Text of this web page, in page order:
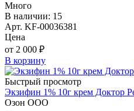
Много
В наличии: 15
Арт. KF-00036381
Цена
от 2 000 ₽
В корзину
Быстрый просмотр
Экзифин 1% 10г крем Доктор
Озон ООО